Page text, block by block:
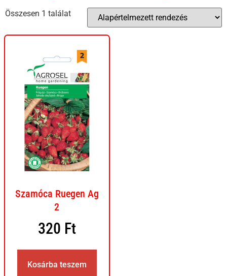
Összesen 1 találat
Szamóca Ruegen Ag
2
320 Ft
Kosárba teszem